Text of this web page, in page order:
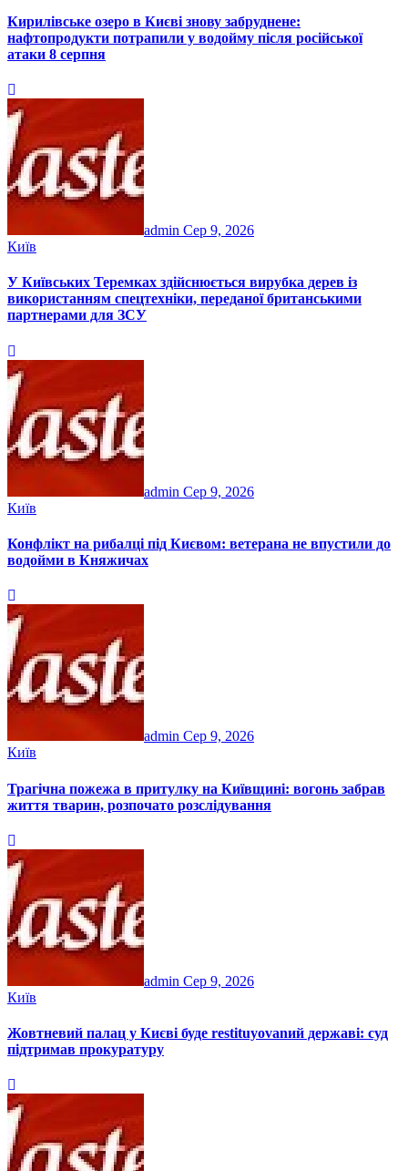
Кирилівське озеро в Києві знову забруднене:
нафтопродукти потрапили у водойму після російської
атаки 8 серпня
admin Сер 9, 2026
Київ
У Київських Теремках здійснюється вирубка дерев із
використанням спецтехніки, переданої британськими
партнерами для ЗСУ
admin Сер 9, 2026
Київ
Конфлікт на рибалці під Києвом: ветерана не впустили до
водойми в Княжичах
admin Сер 9, 2026
Київ
Трагічна пожежа в притулку на Київщині: вогонь забрав
життя тварин, розпочато розслідування
admin Сер 9, 2026
Київ
Жовтневий палац у Києві буде restituyovanий державі: суд
підтримав прокуратуру